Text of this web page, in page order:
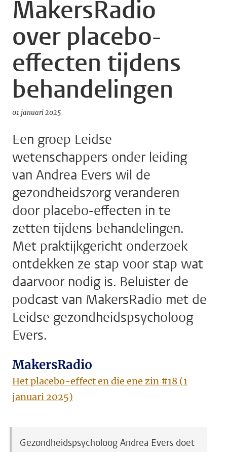
MakersRadio
over placebo-
effecten tijdens
behandelingen
01 januari 2025
Een groep Leidse
wetenschappers onder leiding
van Andrea Evers wil de
gezondheidszorg veranderen
door placebo-effecten in te
zetten tijdens behandelingen.
Met praktijkgericht onderzoek
ontdekken ze stap voor stap wat
daarvoor nodig is. Beluister de
podcast van MakersRadio met de
Leidse gezondheidspsycholoog
Evers.
MakersRadio
Het placebo-effect en die ene zin #18 (1
januari 2025)
Gezondheidspsycholoog Andrea Evers doet